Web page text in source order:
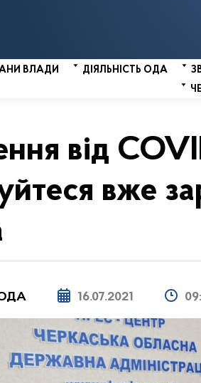
ВЛАДИ ДІЯЛЬНІСТЬ ОДА
від
вже
ОДА 16.07.2021